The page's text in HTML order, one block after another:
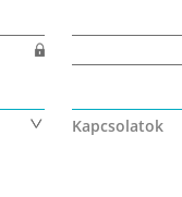
Kapcsolatok